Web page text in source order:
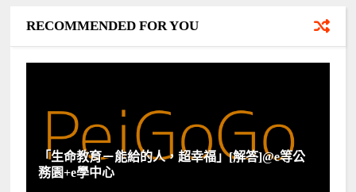
RECOMMENDED FOR YOU
「生命教育－能給的人，超幸福」[解答]@e等公
務園+e學中心